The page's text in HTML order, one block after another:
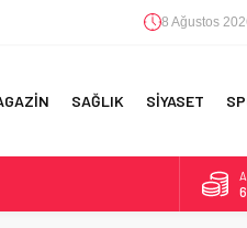
8 Ağustos
SAĞLIK SİYASET